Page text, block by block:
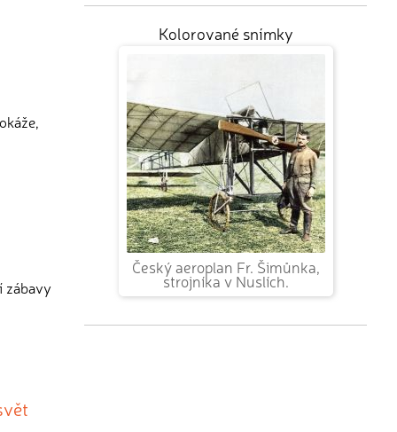
zábavy
Kolorované snímky
Český aeroplan Fr. Šimůnka,
strojníka v Nuslích.